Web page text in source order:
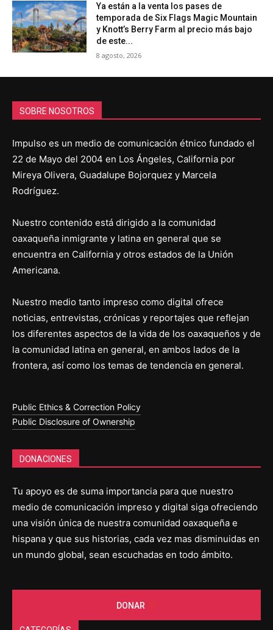
Ya están a la venta los pases de
temporada de Six Flags Magic Mountain
y Knott’s Berry Farm al precio más bajo
de este...
8 agosto, 2026
SOBRE NOSOTROS
Impulso es un medio de comunicación étnico fundado el
22 de Mayo del 2004 en Los Ángeles, California por
Mireya Olivera, Guadalupe Bojorquez y Marcela
Rodríguez.
Nuestro contenido está dirigido a la comunidad
oaxaqueña inmigrante y latina en general que se
encuentra en California y otros estados de la Unión
Americana.
Nuestro medio tanto impreso como digital ofrece
noticias, entrevistas, crónicas y reportajes que reflejan
los diferentes aspectos de la vida de los oaxaqueños y de
la comunidad latina en general, en ambos lados de la
frontera, así como los temas de tendencia en general.
Public Ethics & Correction Policy
Public Disclosure of Ownership
DONACIONES
Tu apoyo es de suma importancia para que nuestro
medio de comunicación impreso y digital siga ofreciendo
una visión única de nuestra comunidad oaxaqueña e
hispana y que sus historias, cada vez mas disminuidas en
un mundo global, sean escuchadas en todo ámbito.
DONAR